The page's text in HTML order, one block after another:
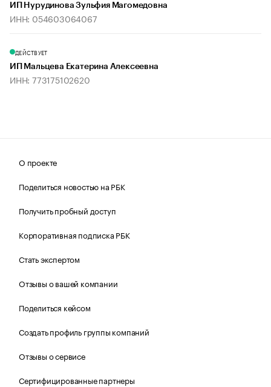
ИП Нурудинова Зульфия Магомедовна
ИНН: 054603064067
ДЕЙСТВУЕТ
ИП Мальцева Екатерина Алексеевна
ИНН: 773175102620
О проекте
Поделиться новостью на РБК
Получить пробный доступ
Корпоративная подписка РБК
Стать экспертом
Отзывы о вашей компании
Поделиться кейсом
Создать профиль группы компаний
Отзывы о сервисе
Сертифицированные партнеры